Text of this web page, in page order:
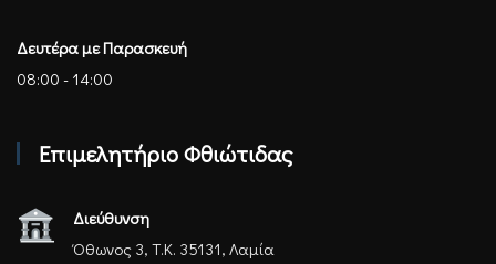
Δευτέρα με Παρασκευή
08:00 - 14:00
Επιμελητήριο Φθιώτιδας
Διεύθυνση
Όθωνος 3, Τ.Κ. 35131, Λαμία